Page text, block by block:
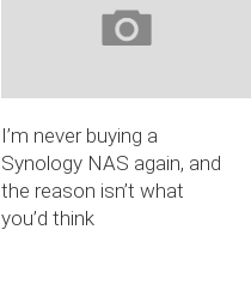
I’m never buying a
Synology NAS again, and
the reason isn’t what
you’d think